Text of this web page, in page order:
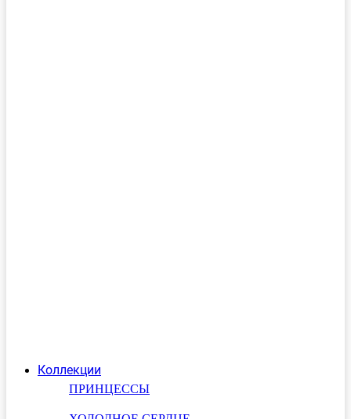
Коллекции
ПРИНЦЕССЫ